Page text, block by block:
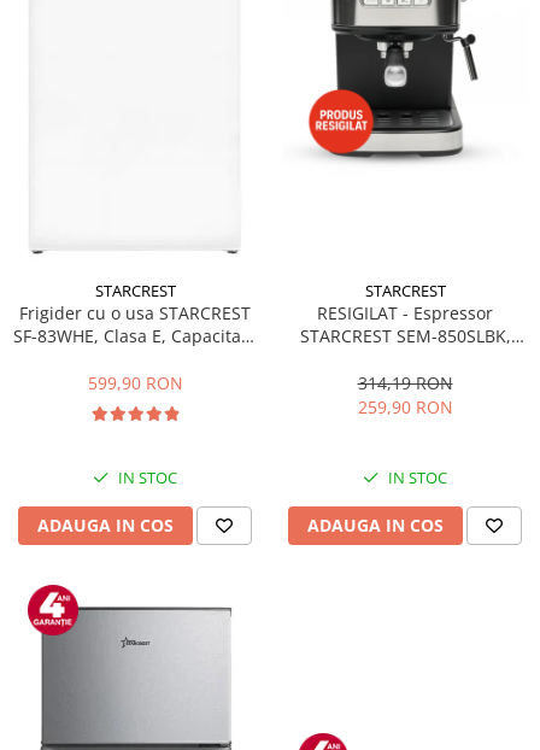
STARCREST
Frigider cu o usa STARCREST
SF-83WHE, Clasa E, Capacitate
Compartiment gheata, H 85
cm, Alb
599,90 RON
IN STOC
ADAUGA IN COS
STARCREST
RESIGILAT - Espressor
STARCREST SEM-850SLBK,
detasabil 1.5L, dispozitiv
spumare, filtru dublu din
314,19 RON
259,90 RON
IN STOC
ADAUGA IN COS